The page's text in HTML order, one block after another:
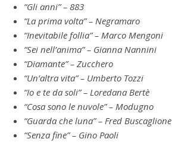
“Gli anni” – 883
“La prima volta” – Negramaro
“Inevitabile follia” – Marco Mengoni
“Sei nell’anima” – Gianna Nannini
“Diamante” – Zucchero
“Un’altra vita” – Umberto Tozzi
“Io e te da soli” – Loredana Bertè
“Cosa sono le nuvole” – Modugno
“Guarda che luna” – Fred Buscaglione
“Senza fine” – Gino Paoli